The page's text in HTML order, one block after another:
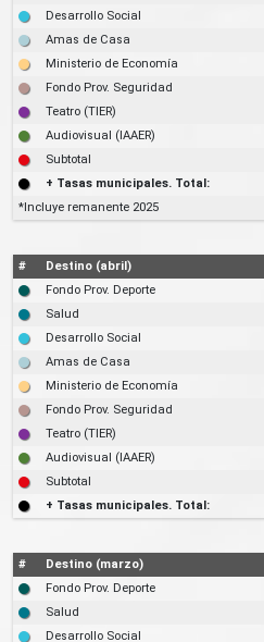
Desarrollo Social
Amas de Casa
Ministerio de Economía
Fondo Prov. Seguridad
Teatro (TIER)
Audiovisual (IAAER)
Subtotal
+ Tasas municipales. Total:
*Incluye remanente 2025
# Destino (abril)
Fondo Prov. Deporte
Salud
Desarrollo Social
Amas de Casa
Ministerio de Economía
Fondo Prov. Seguridad
Teatro (TIER)
Audiovisual (IAAER)
Subtotal
+ Tasas municipales. Total:
# Destino (marzo)
Fondo Prov. Deporte
Salud
Desarrollo Social